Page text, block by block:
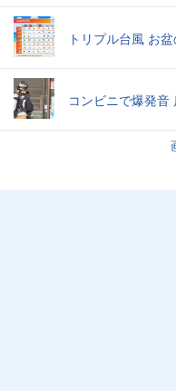
トリプル台風 お
コンビニで爆発音